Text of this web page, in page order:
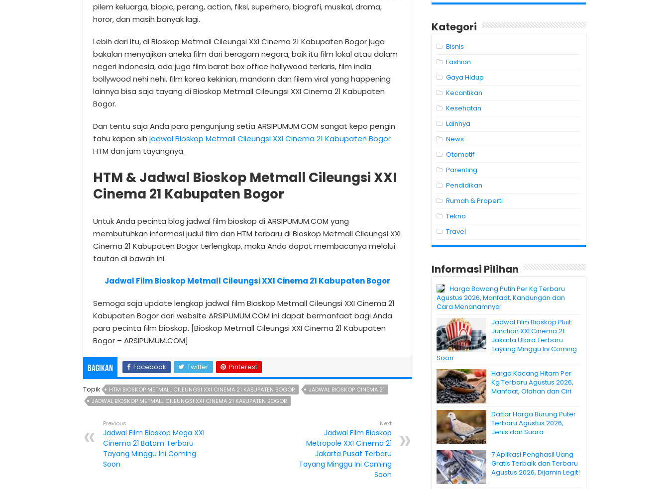
pilem keluarga, biopic, perang, action, fiksi, superhero, biografi, musikal, drama,
horor, dan masih banyak lagi.
Lebih dari itu, di Bioskop Metmall Cileungsi XXI Cinema 21 Kabupaten Bogor juga
bakalan menyajikan aneka film dari beragam negara, baik itu film lokal atau dalam
negeri Indonesia, ada juga film barat box office hollywood terlaris, film india
bollywood nehi nehi, film korea kekinian, mandarin dan filem viral yang happening
lainnya bisa saja tayang di Bioskop Metmall Cileungsi XXI Cinema 21 Kabupaten
Bogor.
Dan tentu saja Anda para pengunjung setia ARSIPUMUM.COM sangat kepo pengin
tahu kapan sih jadwal Bioskop Metmall Cileungsi XXI Cinema 21 Kabupaten Bogor
HTM dan jam tayangnya.
HTM & Jadwal Bioskop Metmall Cileungsi XXI
Cinema 21 Kabupaten Bogor
Untuk Anda pecinta blog jadwal film bioskop di ARSIPUMUM.COM yang
membutuhkan informasi judul film dan HTM terbaru di Bioskop Metmall Cileungsi XXI
Cinema 21 Kabupaten Bogor terlengkap, maka Anda dapat membacanya melalui
tautan di bawah ini.
Jadwal Film Bioskop Metmall Cileungsi XXI Cinema 21 Kabupaten Bogor
Semoga saja update lengkap jadwal film Bioskop Metmall Cileungsi XXI Cinema 21
Kabupaten Bogor dari website ARSIPUMUM.COM ini dapat bermanfaat bagi Anda
para pecinta film bioskop. [Bioskop Metmall Cileungsi XXI Cinema 21 Kabupaten
Bogor – ARSIPUMUM.COM]
Bagikan Facebook Twitter Pinterest
Topik HTM BIOSKOP METMALL CILEUNGSI XXI CINEMA 21 KABUPATEN BOGOR
JADWAL BIOSKOP CINEMA 21
JADWAL BIOSKOP METMALL CILEUNGSI XXI CINEMA 21 KABUPATEN BOGOR
Previous
Jadwal Film Bioskop Mega XXI
Cinema 21 Batam Terbaru
Tayang Minggu Ini Coming
Soon
Next
Jadwal Film Bioskop
Metropole XXI Cinema 21
Jakarta Pusat Terbaru
Tayang Minggu Ini Coming
Soon
Kategori
Bisnis
Fashion
Gaya Hidup
Kecantikan
Kesehatan
Lainnya
News
Otomotif
Parenting
Pendidikan
Rumah & Properti
Tekno
Travel
Informasi Pilihan
Harga Bawang Putih Per Kg Terbaru
Agustus 2026, Manfaat, Kandungan dan
Cara Menanamnya
Jadwal Film Bioskop Pluit
Junction XXI Cinema 21
Jakarta Utara Terbaru
Tayang Minggu Ini Coming
Soon
Harga Kacang Hitam Per
Kg Terbaru Agustus 2026,
Manfaat, Olahan dan Ciri
Daftar Harga Burung Puter
Terbaru Agustus 2026,
Jenis dan Suara
7 Aplikasi Penghasil Uang
Gratis Terbaik dan Terbaru
Agustus 2026, Dijamin Legit!